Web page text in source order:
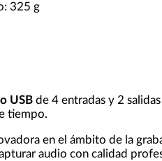
325 g
USB de 4 entradas y 2
tiempo.
en el ámbito de la
audio con calidad